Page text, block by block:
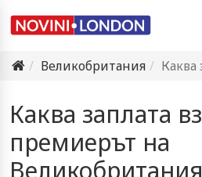
Великобритания
Каква
Каква заплата
премиерът на